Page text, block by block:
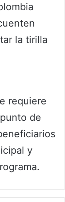
la tirilla
requiere
de
y